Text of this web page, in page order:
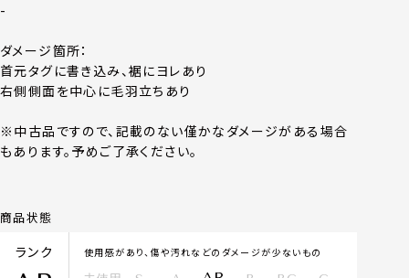
-
ダメージ箇所：
首元タグに書き込み、裾にヨレあり
右側側面を中心に毛羽立ちあり
※中古品ですので、記載のない僅かなダメージがある場合
もあります。予めご了承ください。
商品状態
ランク 使用感があり、傷や汚れなどのダメージが少ないもの